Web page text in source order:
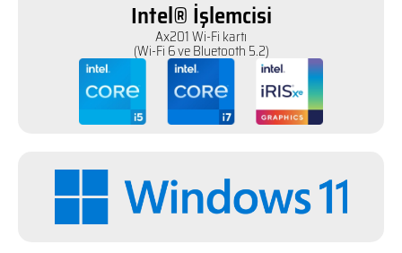
Intel® İşlemcisi
Ax201 Wi-Fi kartı
(Wi-Fi 6 ve Bluetooth 5.2)